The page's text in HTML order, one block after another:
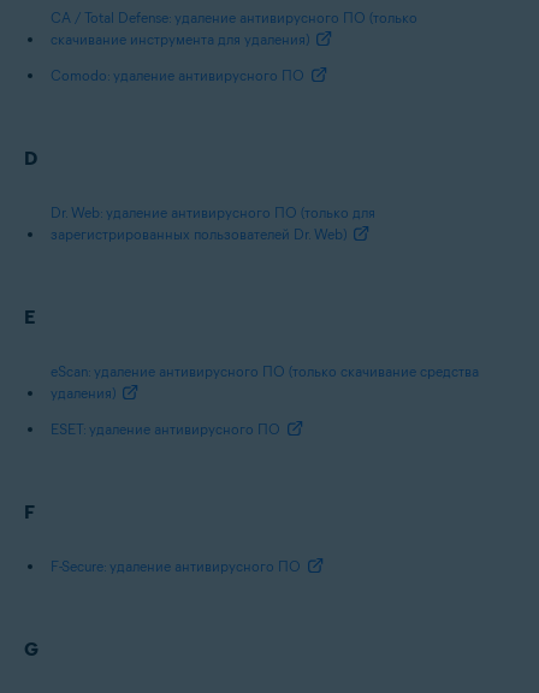
CA / Total Defense: удаление антивирусного ПО (только
скачивание инструмента для удаления)
Comodo: удаление антивирусного ПО
D
Dr. Web: удаление антивирусного ПО (только для
зарегистрированных пользователей Dr. Web)
E
eScan: удаление антивирусного ПО (только скачивание средства
удаления)
ESET: удаление антивирусного ПО
F
F-Secure: удаление антивирусного ПО
G